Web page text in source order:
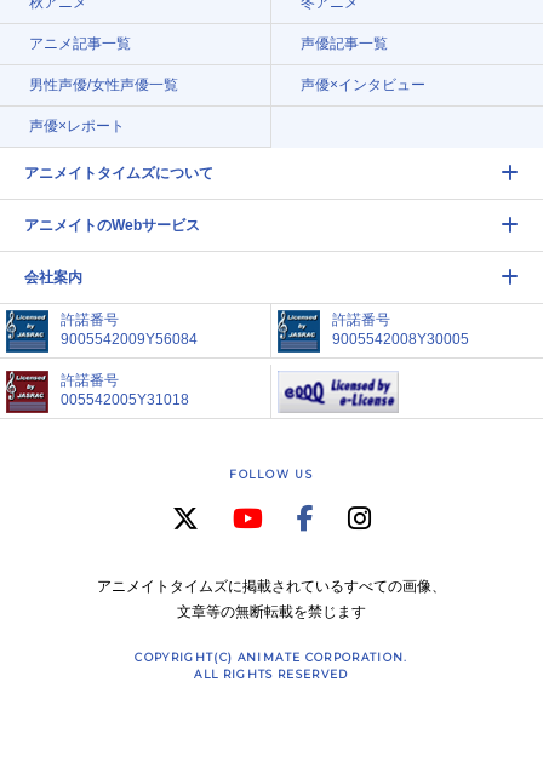
アニメ記事一覧 声優記事一覧
男性声優/女性声優一覧 声優×インタビュー
声優×レポート
アニメイトタイムズについて
アニメイトのWebサービス
会社案内
許諾番号
9005542009Y56084
許諾番号
9005542008Y30005
許諾番号
005542005Y31018
FOLLOW US
アニメイトタイムズに掲載されているすべての画像、
文章等の無断転載を禁じます
COPYRIGHT(C) ANIMATE CORPORATION.
ALL RIGHTS RESERVED